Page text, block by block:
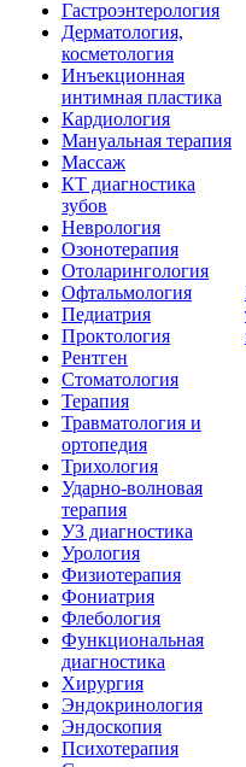
Гастроэнтерология
Дерматология,
косметология
Инъекционная
интимная пластика
Кардиология
Мануальная терапия
Массаж
КТ диагностика
зубов
Неврология
Озонотерапия
Отоларингология
Офтальмология
Педиатрия
Проктология
Рентген
Стоматология
Терапия
Травматология и
ортопедия
Трихология
Ударно-волновая
терапия
УЗ диагностика
Урология
Физиотерапия
Фониатрия
Флебология
Функциональная
диагностика
Хирургия
Эндокринология
Эндоскопия
Психотерапия